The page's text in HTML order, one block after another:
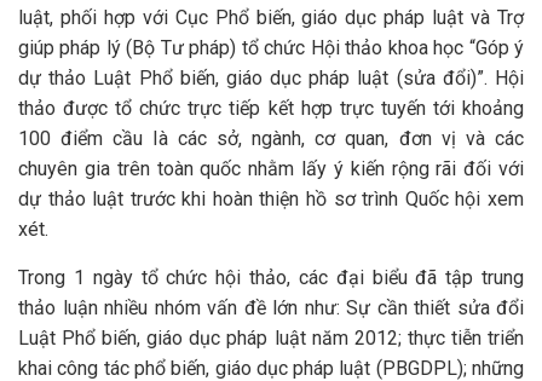
luật, phối hợp với Cục Phổ biến, giáo dục pháp luật và Trợ
giúp pháp lý (Bộ Tư pháp) tổ chức Hội thảo khoa học “Góp ý
dự thảo Luật Phổ biến, giáo dục pháp luật (sửa đổi)”. Hội
thảo được tổ chức trực tiếp kết hợp trực tuyến tới khoảng
100 điểm cầu là các sở, ngành, cơ quan, đơn vị và các
chuyên gia trên toàn quốc nhằm lấy ý kiến rộng rãi đối với
dự thảo luật trước khi hoàn thiện hồ sơ trình Quốc hội xem
xét.
Trong 1 ngày tổ chức hội thảo, các đại biểu đã tập trung
thảo luận nhiều nhóm vấn đề lớn như: Sự cần thiết sửa đổi
Luật Phổ biến, giáo dục pháp luật năm 2012; thực tiễn triển
khai công tác phổ biến, giáo dục pháp luật (PBGDPL); những